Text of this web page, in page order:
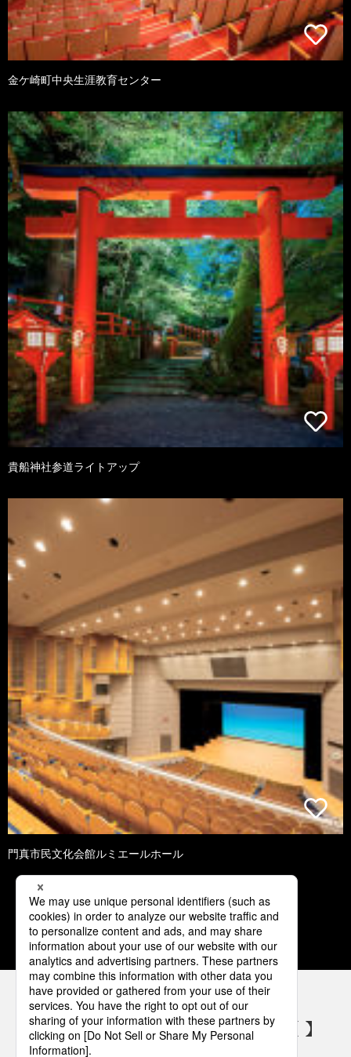
金ケ崎町中央生涯教育センター
貴船神社参道ライトアップ
門真市民文化会館ルミエールホール
1 2 3 4 5
パナソニックの電気設備 SNSアカウント